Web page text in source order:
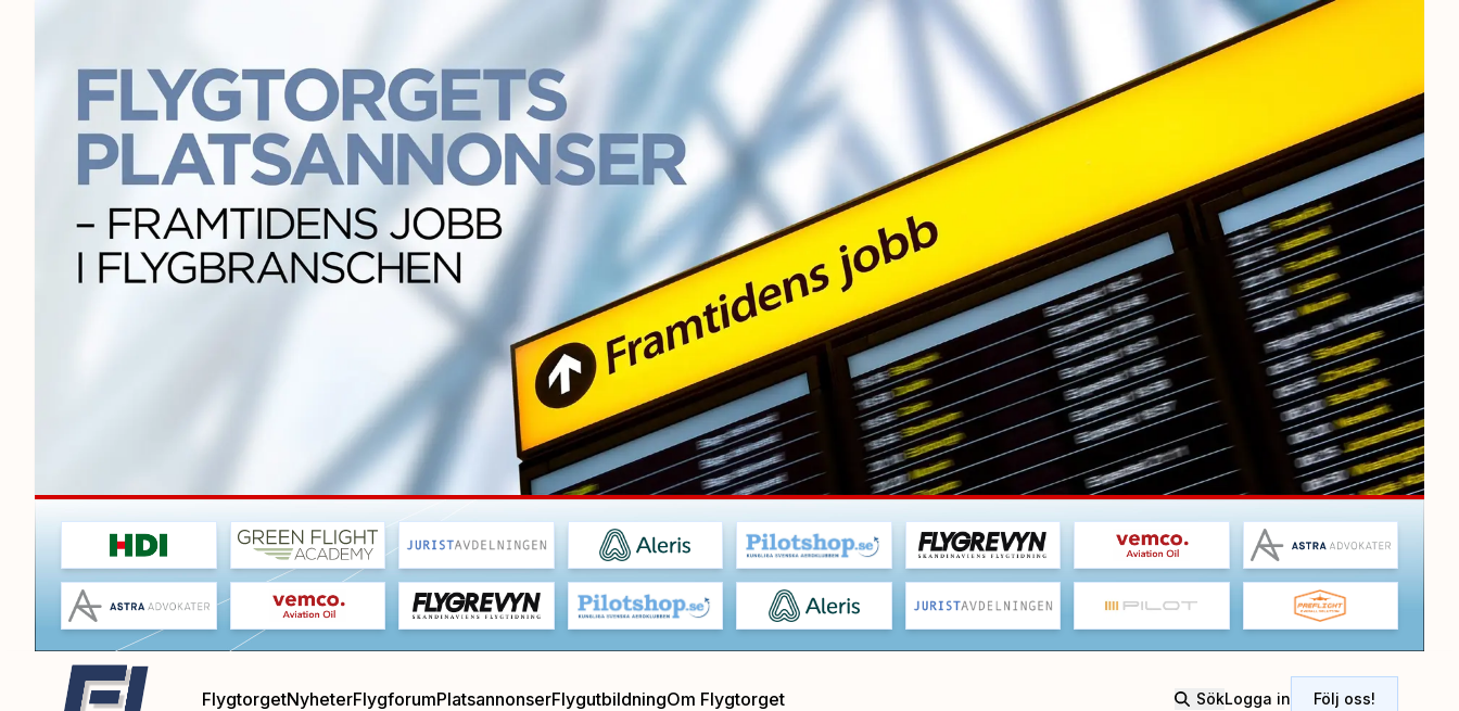
FlygtorgetNyheterFlygforumPlatsannonserFlygutbildningOm Flygtorget SökLogga in Följ oss!